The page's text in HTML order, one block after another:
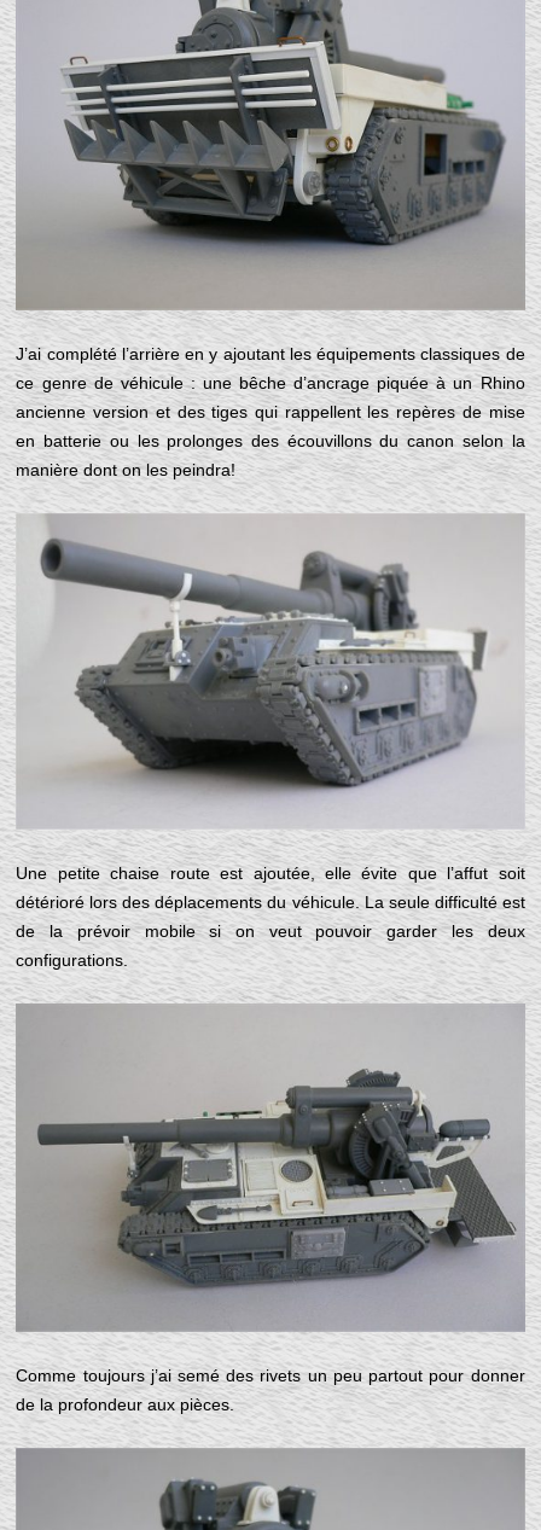
J’ai complété l’arrière en y ajoutant les équipements classiques de
ce genre de véhicule : une bêche d’ancrage piquée à un Rhino
ancienne version et des tiges qui rappellent les repères de mise
en batterie ou les prolonges des écouvillons du canon selon la
manière dont on les peindra!
Une petite chaise route est ajoutée, elle évite que l’affut soit
détérioré lors des déplacements du véhicule. La seule difficulté est
de la prévoir mobile si on veut pouvoir garder les deux
configurations.
Comme toujours j’ai semé des rivets un peu partout pour donner
de la profondeur aux pièces.